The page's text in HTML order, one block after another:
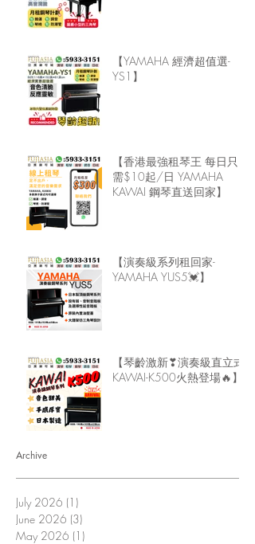
【YAMAHA 經濟超值選-
YS1】
【香港最強租琴王 每日只
需$10起/日 YAMAHA
KAWAI 鋼琴直送回家】
【演奏級系列租回家-
YAMAHA YUS5💓】
【琴齡激新❣演奏級直立式
KAWAI-K500火熱登場🔥】
Archive
July 2026 (1)
June 2026 (3)
May 2026 (1)